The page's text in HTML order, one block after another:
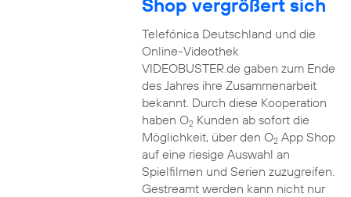
Shop vergrößert sich
Telefónica Deutschland und die
Online-Videothek
VIDEOBUSTER.de gaben zum Ende
des Jahres ihre Zusammenarbeit
bekannt. Durch diese Kooperation
haben O2Kunden ab sofort die
Möglichkeit, über den O2App Shop
auf eine riesige Auswahl an
Spielfilmen und Serien zuzugreifen.
Gestreamt werden kann nicht nur